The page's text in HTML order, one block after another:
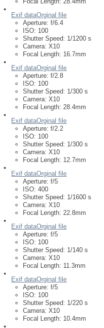
Exif dataOrginal file
Aperture: f/6.4
ISO: 100
Shutter Speed: 1/1200 s
Camera: X10
Focal Length: 16.7mm
Exif dataOrginal file
Aperture: f/2.8
ISO: 100
Shutter Speed: 1/300 s
Camera: X10
Focal Length: 28.4mm
Exif dataOrginal file
Aperture: f/2.2
ISO: 100
Shutter Speed: 1/300 s
Camera: X10
Focal Length: 12.7mm
Exif dataOrginal file
Aperture: f/5
ISO: 400
Shutter Speed: 1/1600 s
Camera: X10
Focal Length: 22.8mm
Exif dataOrginal file
Aperture: f/5
ISO: 100
Shutter Speed: 1/140 s
Camera: X10
Focal Length: 11.3mm
Exif dataOrginal file
Aperture: f/5
ISO: 100
Shutter Speed: 1/220 s
Camera: X10
Focal Length: 10.4mm